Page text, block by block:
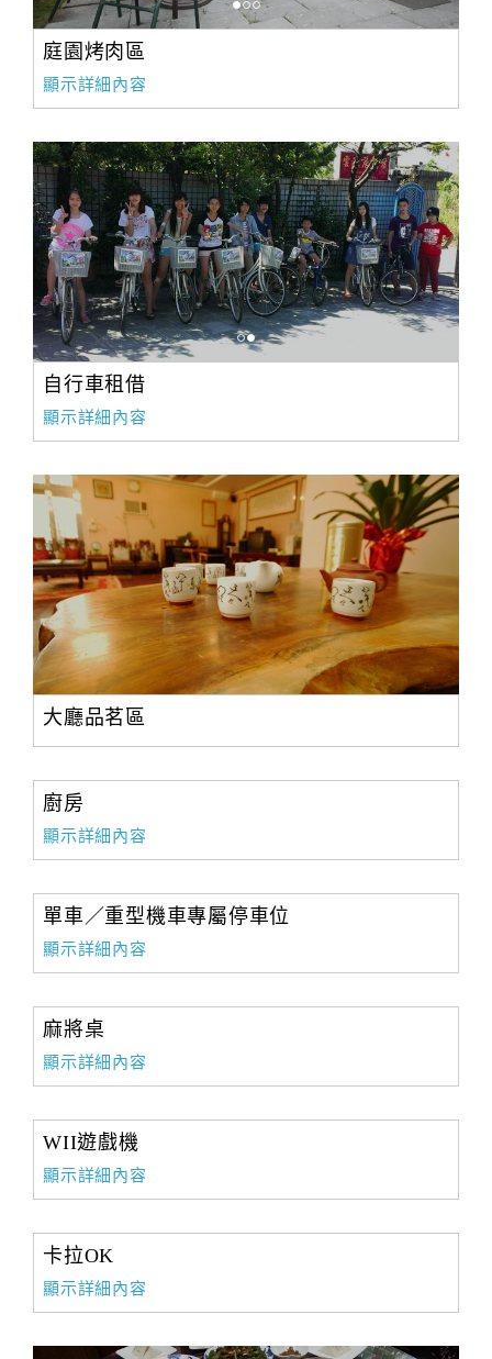
庭園烤肉區
顯示詳細內容
自行車租借
顯示詳細內容
大廳品茗區
廚房
顯示詳細內容
單車／重型機車專屬停車位
顯示詳細內容
麻將桌
顯示詳細內容
WII遊戲機
顯示詳細內容
卡拉OK
顯示詳細內容